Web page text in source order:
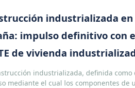
industrializada en
impulso definitivo con
de vivienda
industrializada, definida como
mediante el cual los componentes de